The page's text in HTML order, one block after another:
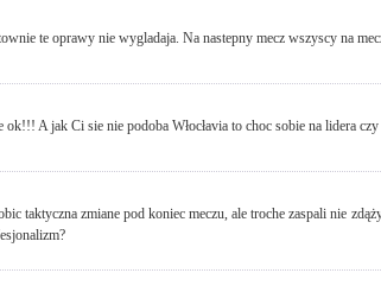
zobaczcie warto
w ich wykonaniu na własnym boisku, grali od początku
skład mają całkiem dobry..
te oprawy nie wygladaja. Na nastepny mecz wszyscy na mecz!